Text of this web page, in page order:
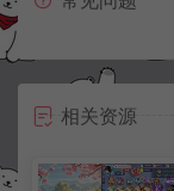
相关资源